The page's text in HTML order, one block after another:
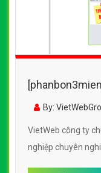
Nghiệp Bình
By:
VietWeb công ty
nghiệp chuyên